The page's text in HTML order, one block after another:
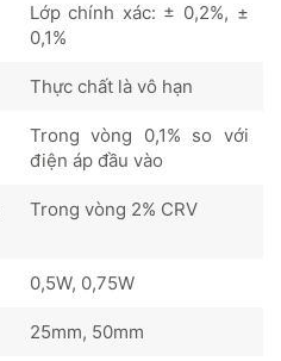
Lớp chính xác: ± 0,2%, ±
0,1%
Thực chất là vô hạn
Trong vòng 0,1% so với
điện áp đầu vào
Trong vòng 2% CRV
0,5W, 0,75W
25mm, 50mm